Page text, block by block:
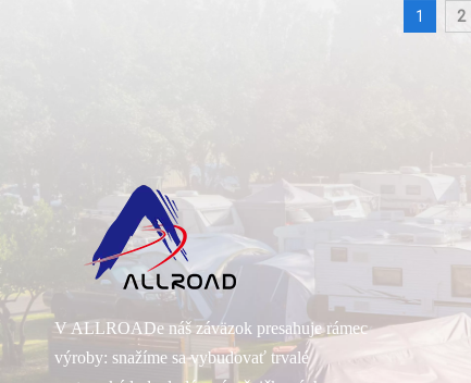
1 2
V ALLROADe náš záväzok presahuje rámec
výroby: snažíme sa vybudovať trvalé